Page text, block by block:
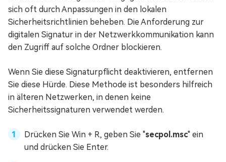
sich oft durch Anpassungen in den lokalen
Sicherheitsrichtlinien beheben. Die Anforderung zur
digitalen Signatur in der Netzwerkkommunikation kann
den Zugriff auf solche Ordner blockieren.
Wenn Sie diese Signaturpflicht deaktivieren, entfernen
Sie diese Hürde. Diese Methode ist besonders hilfreich
in älteren Netzwerken, in denen keine
Sicherheitssignaturen verwendet werden.
Drücken Sie Win + R, geben Sie "secpol.msc" ein
und drücken Sie Enter.